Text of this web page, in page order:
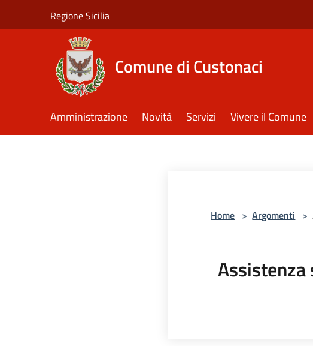
Regione Sicilia
Comune di Custonaci
Amministrazione Novità Servizi Vivere il Comune
Home > Argomenti >
Assistenza